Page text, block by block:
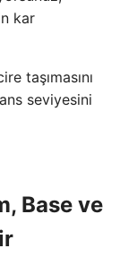
kar
taşımasını
seviyesini
Base ve